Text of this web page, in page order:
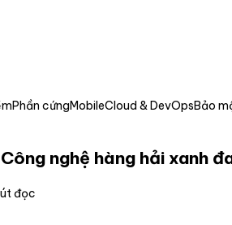
Phần cứngMobileCloud & DevOpsBảo
nghệ hàng hải xanh
đọc